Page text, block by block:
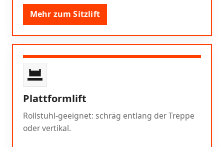
Mehr zum Sitzlift
Plattformlift
Rollstuhl-geeignet: schräg entlang der Treppe
oder vertikal.